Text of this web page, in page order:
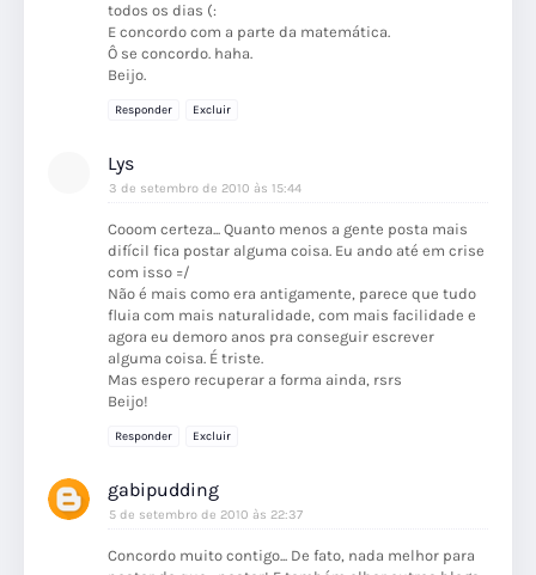
todos os dias (:
E concordo com a parte da matemática.
Ô se concordo. haha.
Beijo.
Responder Excluir
Lys
3 de setembro de 2010 às 15:44
Cooom certeza... Quanto menos a gente posta mais
difícil fica postar alguma coisa. Eu ando até em crise
com isso =/
Não é mais como era antigamente, parece que tudo
fluia com mais naturalidade, com mais facilidade e
agora eu demoro anos pra conseguir escrever
alguma coisa. É triste.
Mas espero recuperar a forma ainda, rsrs
Beijo!
Responder Excluir
gabipudding
5 de setembro de 2010 às 22:37
Concordo muito contigo... De fato, nada melhor para